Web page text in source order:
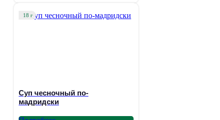
18 г
Суп чесночный по-
мадридски